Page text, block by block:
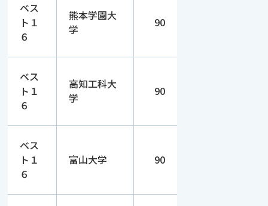
ベス
ト１
６
熊本学園大
学
90
ベス
ト１
６
高知工科大
学
90
ベス
ト１
６
富山大学 90